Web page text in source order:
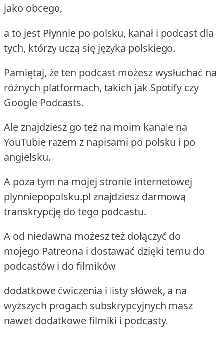
jako obcego,
a to jest Płynnie po polsku, kanał i podcast dla
tych, którzy uczą się języka polskiego.
Pamiętaj, że ten podcast możesz wysłuchać na
różnych platformach, takich jak Spotify czy
Google Podcasts.
Ale znajdziesz go też na moim kanale na
YouTubie razem z napisami po polsku i po
angielsku.
A poza tym na mojej stronie internetowej
plynniepopolsku.pl znajdziesz darmową
transkrypcję do tego podcastu.
A od niedawna możesz też dołączyć do
mojego Patreona i dostawać dzięki temu do
podcastów i do filmików
dodatkowe ćwiczenia i listy słówek, a na
wyższych progach subskrypcyjnych masz
nawet dodatkowe filmiki i podcasty.